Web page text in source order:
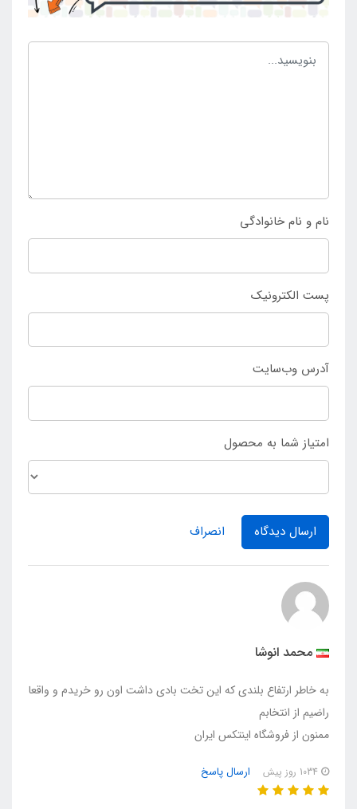
سفارش تخت بادی دو نفره طبی اینتکس مدل Comfort
اینتکسایران
نام و نام خانوادگی
پست الکترونیک
آدرس وب‌سایت
امتیاز شما به محصول
ارسال دیدگاه انصراف
محمد انوشا
به خاطر ارتفاع بلندی که این تخت بادی داشت اون رو خریدم و واقعا
راضیم از انتخابم
ممنون از فروشگاه اینتکس ایران
ارسال پاسخ